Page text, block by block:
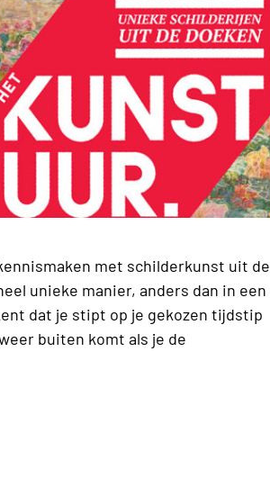
met schilderkunst uit de
unieke manier, anders dan in een
dat je stipt op je gekozen tijdstip
buiten komt als je de